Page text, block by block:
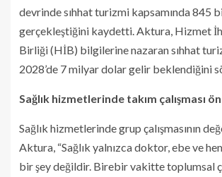
devrinde sıhhat turizmi kapsamında 845
gerçekleştiğini kaydetti. Aktura, Hizmet
Birliği (HİB) bilgilerine nazaran sıhhat
2028’de 7 milyar dolar gelir beklendiğini
Sağlık hizmetlerinde takım çalışması
Sağlık hizmetlerinde grup çalışmasının
Aktura, “Sağlık yalnızca doktor, ebe ve
bir şey değildir. Birebir vakitte toplumsal